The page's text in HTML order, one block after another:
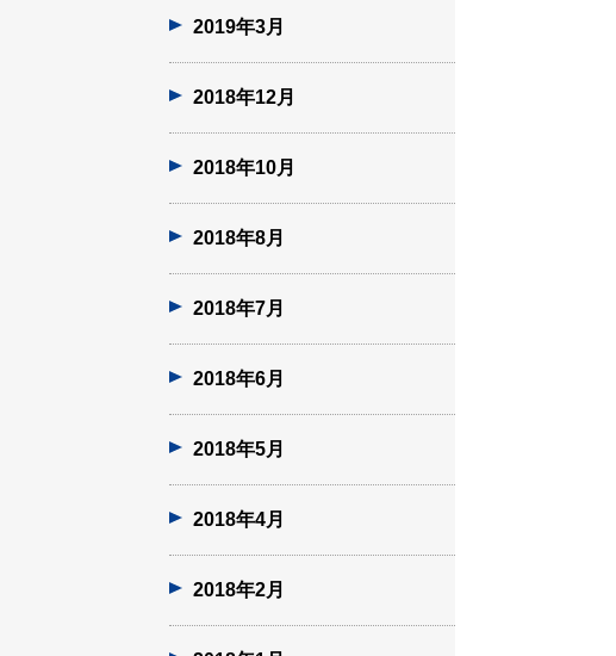
2019年3月
2018年12月
2018年10月
2018年8月
2018年7月
2018年6月
2018年5月
2018年4月
2018年2月